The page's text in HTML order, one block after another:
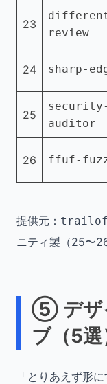
23
review
24 sharp-
25
security-
auditor
26 ffuf-
提供元：
ニティ製（25〜26
⑤ デザ
ブ（5選
「とりあえず形